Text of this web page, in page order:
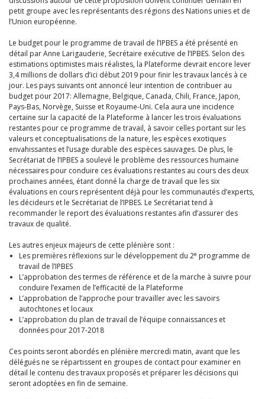
petit groupe avec les représentants des régions des Nations unies et de
l’Union européenne.
Le budget pour le programme de travail de l’IPBES a été présenté en
détail par Anne Larigauderie, Secrétaire exécutive de l’IPBES. Selon des
estimations optimistes mais réalistes, la Plateforme devrait encore lever
3,4 millions de dollars d’ici début 2019 pour finir les travaux lancés à ce
jour. Les pays suivants ont annoncé leur intention de contribuer au
budget pour 2017: Allemagne, Belgique, Canada, Chili, France, Japon,
Pays-Bas, Norvège, Suisse et Royaume-Uni. Cela aura une incidence
certaine sur la capacité de la Plateforme à lancer les trois évaluations
restantes pour ce programme de travail, à savoir celles portant sur les
valeurs et conceptualisations de la nature, les espèces exotiques
envahissantes et l’usage durable des espèces sauvages. De plus, le
Secrétariat de l’IPBES a soulevé le problème des ressources humaine
nécessaires pour conduire ces évaluations restantes au cours des deux
prochaines années, étant donné la charge de travail que les six
évaluations en cours représentent déjà pour les communautés d’experts,
les décideurs et le Secrétariat de l’IPBES. Le Secrétariat tend à
recommander le report des évaluations restantes afin d’assurer des
travaux de qualité.
Les autres enjeux majeurs de cette plénière sont :
Les premières réflexions sur le développement du 2e programme de
travail de l’IPBES
L’approbation des termes de référence et de la marche à suivre pour
conduire l’examen de l’efficacité de la Plateforme
L’approbation de l’approche pour travailler avec les savoirs
autochtones et locaux
L’approbation du plan de travail de l’équipe connaissances et
données pour 2017-2018
Ces points seront abordés en plénière mercredi matin, avant que les
délégués ne se répartissent en groupes de contact pour examiner en
détail le contenu des travaux proposés et préparer les décisions qui
seront adoptées en fin de semaine.